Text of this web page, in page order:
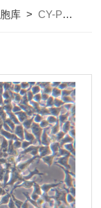
库 >CY-PC-RT0105大鼠皮肤成纤维细胞